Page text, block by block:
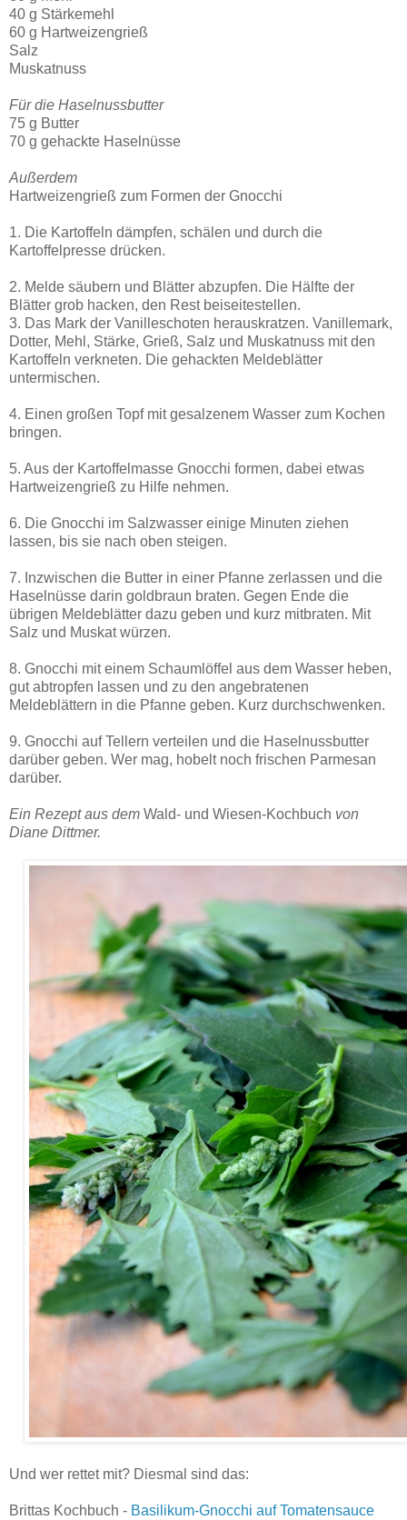
40 g Stärkemehl
60 g Hartweizengrieß
Salz
Muskatnuss
Für die Haselnussbutter
75 g Butter
70 g gehackte Haselnüsse
Außerdem
Hartweizengrieß zum Formen der Gnocchi
1. Die Kartoffeln dämpfen, schälen und durch die
Kartoffelpresse drücken.
2. Melde säubern und Blätter abzupfen. Die Hälfte der
Blätter grob hacken, den Rest beiseitestellen.
3. Das Mark der Vanilleschoten herauskratzen. Vanillemark,
Dotter, Mehl, Stärke, Grieß, Salz und Muskatnuss mit den
Kartoffeln verkneten. Die gehackten Meldeblätter
untermischen.
4. Einen großen Topf mit gesalzenem Wasser zum Kochen
bringen.
5. Aus der Kartoffelmasse Gnocchi formen, dabei etwas
Hartweizengrieß zu Hilfe nehmen.
6. Die Gnocchi im Salzwasser einige Minuten ziehen
lassen, bis sie nach oben steigen.
7. Inzwischen die Butter in einer Pfanne zerlassen und die
Haselnüsse darin goldbraun braten. Gegen Ende die
übrigen Meldeblätter dazu geben und kurz mitbraten. Mit
Salz und Muskat würzen.
8. Gnocchi mit einem Schaumlöffel aus dem Wasser heben,
gut abtropfen lassen und zu den angebratenen
Meldeblättern in die Pfanne geben. Kurz durchschwenken.
9. Gnocchi auf Tellern verteilen und die Haselnussbutter
darüber geben. Wer mag, hobelt noch frischen Parmesan
darüber.
Ein Rezept aus dem Wald- und Wiesen-Kochbuch von
Diane Dittmer.
Und wer rettet mit? Diesmal sind das:
Brittas Kochbuch - Basilikum-Gnocchi auf Tomatensauce